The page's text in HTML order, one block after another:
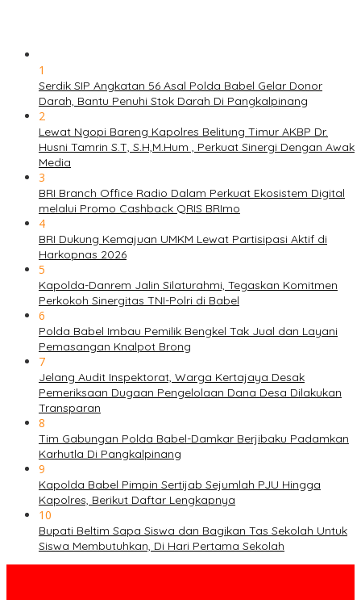
1
Serdik SIP Angkatan 56 Asal Polda Babel Gelar Donor
Darah, Bantu Penuhi Stok Darah Di Pangkalpinang
2
Lewat Ngopi Bareng Kapolres Belitung Timur AKBP Dr.
Husni Tamrin S.T, S.H,M.Hum , Perkuat Sinergi Dengan Awak
Media
3
BRI Branch Office Radio Dalam Perkuat Ekosistem Digital
melalui Promo Cashback QRIS BRImo
4
BRI Dukung Kemajuan UMKM Lewat Partisipasi Aktif di
Harkopnas 2026
5
Kapolda-Danrem Jalin Silaturahmi, Tegaskan Komitmen
Perkokoh Sinergitas TNI-Polri di Babel
6
Polda Babel Imbau Pemilik Bengkel Tak Jual dan Layani
Pemasangan Knalpot Brong
7
Jelang Audit Inspektorat, Warga Kertajaya Desak
Pemeriksaan Dugaan Pengelolaan Dana Desa Dilakukan
Transparan
8
Tim Gabungan Polda Babel-Damkar Berjibaku Padamkan
Karhutla Di Pangkalpinang
9
Kapolda Babel Pimpin Sertijab Sejumlah PJU Hingga
Kapolres, Berikut Daftar Lengkapnya
10
Bupati Beltim Sapa Siswa dan Bagikan Tas Sekolah Untuk
Siswa Membutuhkan, Di Hari Pertama Sekolah